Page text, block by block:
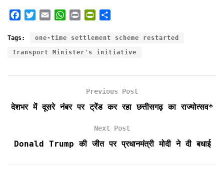
c
i
a
a
t
i
i
n
i
e
n
d
y
r
Tags: one-time settlement scheme restarted
Transport Minister's initiative
Previous Post
देशभर में दूसरे नंबर पर ट्रेंड कर रहा छत्तीसगढ़ का राज्योत्सव*
Next Post
Donald Trump की जीत पर प्रधानमंत्री मोदी ने दी बधाई